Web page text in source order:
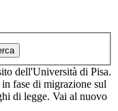
dell'Università di Pisa.
fase di migrazione sul
di legge. Vai al nuovo